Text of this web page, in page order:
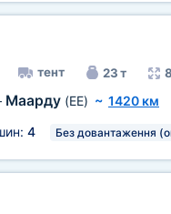
тент 23 т
Маарду (EE) ~ 1420 км
4 Без довантаження